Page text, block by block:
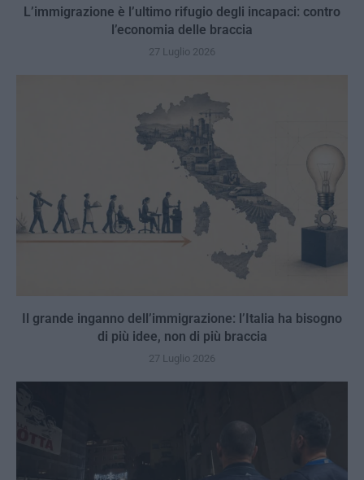
L’immigrazione è l’ultimo rifugio degli incapaci: contro
l’economia delle braccia
27 Luglio 2026
Il grande inganno dell’immigrazione: l’Italia ha bisogno
di più idee, non di più braccia
27 Luglio 2026